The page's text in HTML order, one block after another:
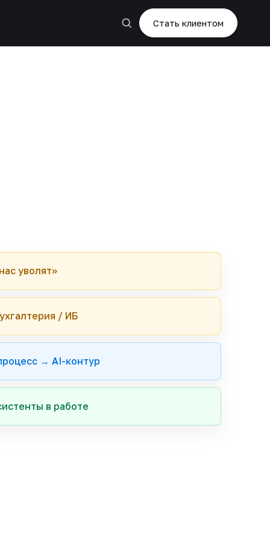
Стать клиентом
уволят»
/ ИБ
→ AI-контур
в работе